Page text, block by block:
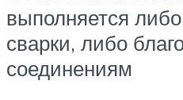
выполняется
сварки, либо
соединениям